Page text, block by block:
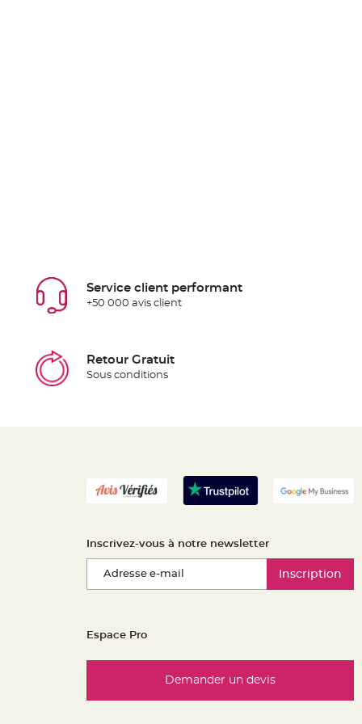
Service client performant
+50 000 avis client
Retour Gratuit
Sous conditions
Inscrivez-vous à notre newsletter
Inscription
Espace Pro
Demander un devis